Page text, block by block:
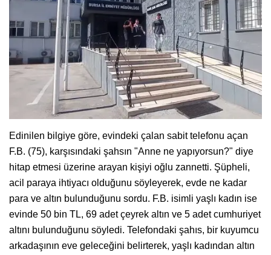
Edinilen bilgiye göre, evindeki çalan sabit telefonu açan
F.B. (75), karşısındaki şahsın "Anne ne yapıyorsun?" diye
hitap etmesi üzerine arayan kişiyi oğlu zannetti. Şüpheli,
acil paraya ihtiyacı olduğunu söyleyerek, evde ne kadar
para ve altın bulunduğunu sordu. F.B. isimli yaşlı kadın ise
evinde 50 bin TL, 69 adet çeyrek altın ve 5 adet cumhuriyet
altını bulunduğunu söyledi. Telefondaki şahıs, bir kuyumcu
arkadaşının eve geleceğini belirterek, yaşlı kadından altın